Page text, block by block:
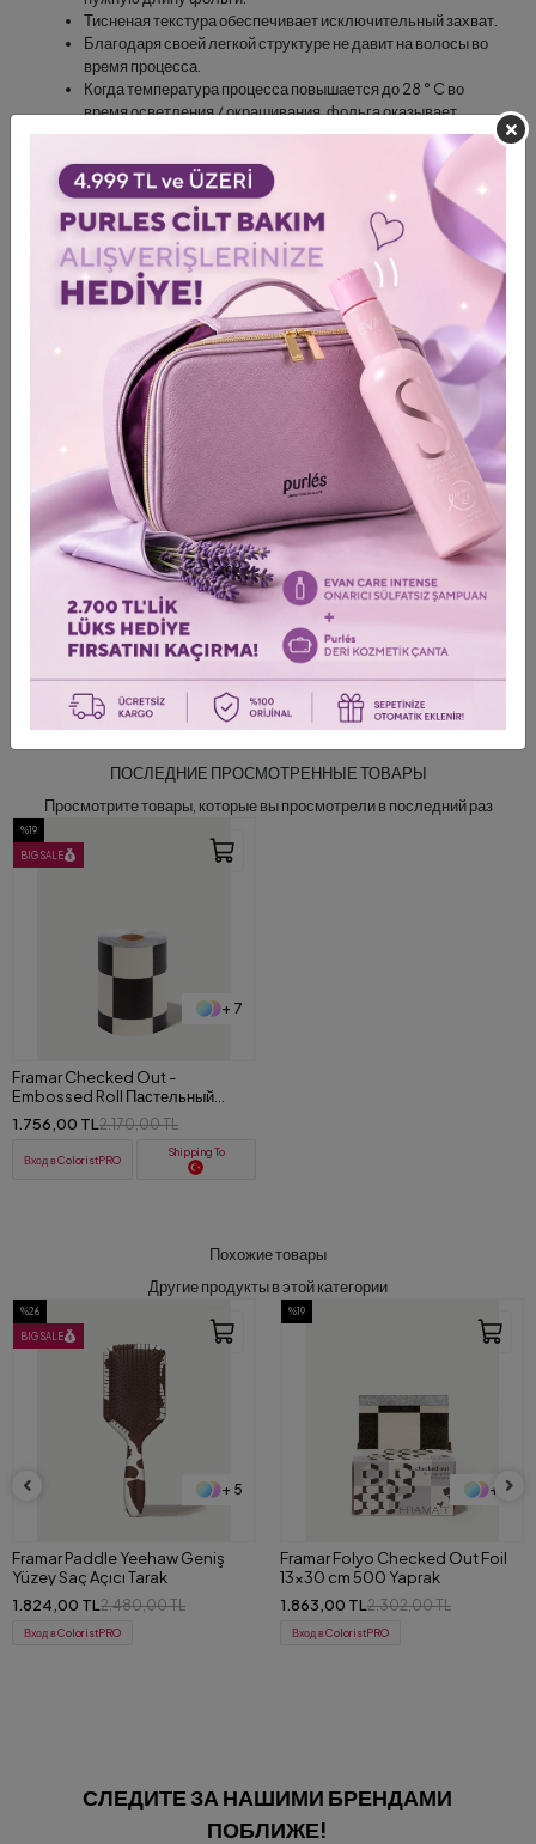
Тисненая текстура обеспечивает исключительный захват.
Благодаря своей легкой структуре не давит на волосы во
время процесса.
Когда температура процесса повышается до 28 ° C во
время осветления / окрашивания, фольга оказывает
давление, поэтому деформации, такие как набухание,
Поскольку он поддерживает постоянную температуру, он
сводит к минимуму рыжеватые полосы у корней волос в
процессе осветления волос.
Не влияет на цвет и переходы. Самая важная особенность
– это равномерное осветление благодаря
термостабилизации;
Подходит для Framar Fold Freak Dispenser (диспенсера
для фольги).
Длина 98 метров, ширина 12,5 см.
Инструменты и аксессуары Framar подходят для любых
техник окрашивания.
Оборудование для парикмахерских Framar Folyo
Информация о доставке и доставке
Обзор продукта
/0 Оставить комментарий
ПОСЛЕДНИЕ ПРОСМОТРЕННЫЕ ТОВАРЫ
Просмотрите товары, которые вы просмотрели в последний раз
%19
BIG SALE
+ 7
Framar Checked Out -
Embossed Roll Пастельный
переключатель - рельефный
рулон (98m)
1.756,00 TL 2.170,00 TL
Вход в ColoristPRO
Shipping To
Похожие товары
Другие продукты в этой категории
%26
BIG SALE
+ 5
Framar Paddle Yeehaw Geniş
Yüzey Saç Açıcı Tarak
1.824,00 TL 2.480,00 TL
Вход в ColoristPRO
%19
+ 8
Framar Folyo Checked Out Foil
13x30 cm 500 Yaprak
1.863,00 TL 2.302,00 TL
Вход в ColoristPRO
СЛЕДИТЕ ЗА НАШИМИ БРЕНДАМИ
ПОБЛИЖЕ!